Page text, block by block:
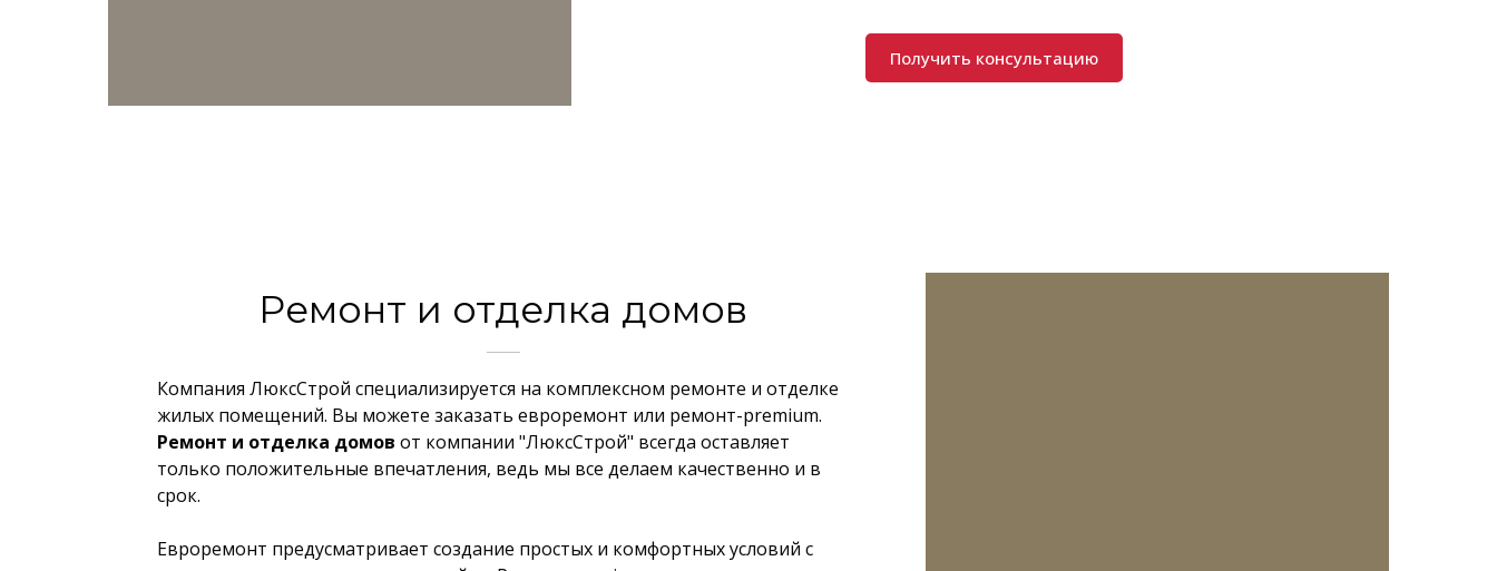
Получить консультацию
Ремонт и отделка домов
Компания ЛюксСтрой специализируется на комплексном ремонте и отделке
жилых помещений. Вы можете заказать евроремонт или ремонт-premium.
Ремонт и отделка домов от компании "ЛюксСтрой" всегда оставляет
только положительные впечатления, ведь мы все делаем качественно и в
срок.
Евроремонт предусматривает создание простых и комфортных условий с